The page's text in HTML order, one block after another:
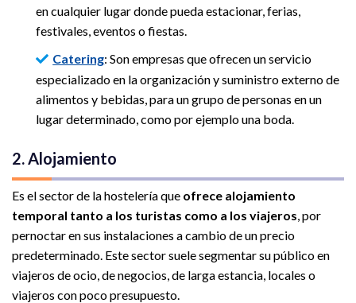
en cualquier lugar donde pueda estacionar, ferias,
festivales, eventos o fiestas.
Catering: Son empresas que ofrecen un servicio
especializado en la organización y suministro externo de
alimentos y bebidas, para un grupo de personas en un
lugar determinado, como por ejemplo una boda.
2. Alojamiento
Es el sector de la hostelería que ofrece alojamiento
temporal tanto a los turistas como a los viajeros , por
pernoctar en sus instalaciones a cambio de un precio
predeterminado. Este sector suele segmentar su público en
viajeros de ocio, de negocios, de larga estancia, locales o
viajeros con poco presupuesto.